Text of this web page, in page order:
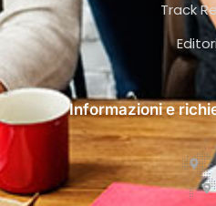
Track
Informazioni e